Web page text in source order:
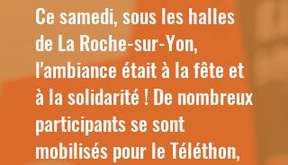
Ce samedi, sous les halles
de La Roche-sur-Yon,
l'ambiance était à la fête et
à la solidarité ! De nombreux
participants se sont
mobilisés pour le Téléthon,